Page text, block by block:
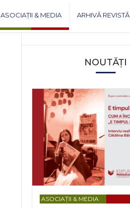
ASOCIAȚII & MEDIA ARHIVĂ REVISTĂ
NOUTĂȚI
ASOCIAȚII & MEDIA